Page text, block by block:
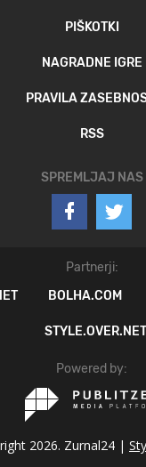
PIŠKOTKI
NAGRADNE IGRE
PRAVILA
RSS
SPREMLJAJ NAS
Partnerji:
BOLHA.COM
STYLE.OVER.NET
Powered by:
2026. Zurnal24 |